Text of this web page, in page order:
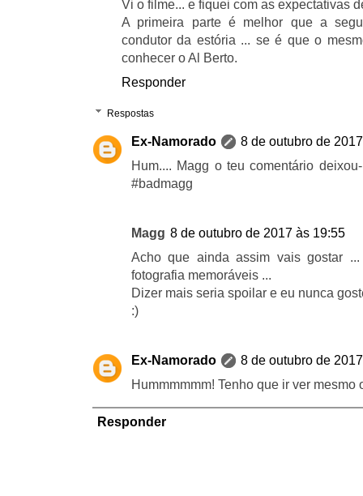
Vi o filme... e fiquei com as expectativas
A primeira parte é melhor que a
condutor da estória ... se é que o
conhecer o Al Berto.
Responder
Respostas
Ex-Namorado
8 de outubro de
Hum.... Magg o teu comentário
#badmagg
Magg 8 de outubro de 2017 às 19:55
Acho que ainda assim vais gostar
fotografia memoráveis ...
Dizer mais seria spoilar e eu nunca
:)
Ex-Namorado
8 de outubro de
Hummmmmm! Tenho que ir ver mesmo
Responder